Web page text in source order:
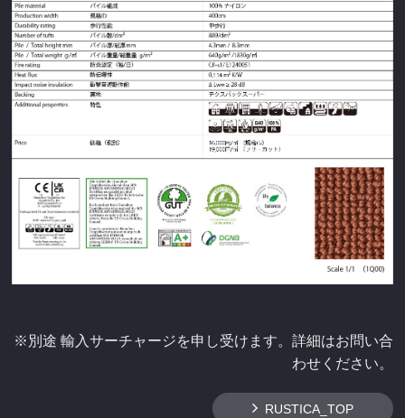
※別途 輸入サーチャージを申し受けます。詳細はお問い合
わせください。
RUSTICA_TOP